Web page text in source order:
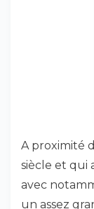
A proximité
siècle et qui
avec
un assez